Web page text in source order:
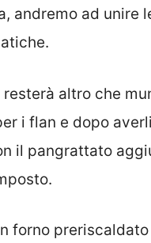
andremo ad unire
resterà altro che
i flan e dopo
il pangrattato
forno preriscaldato